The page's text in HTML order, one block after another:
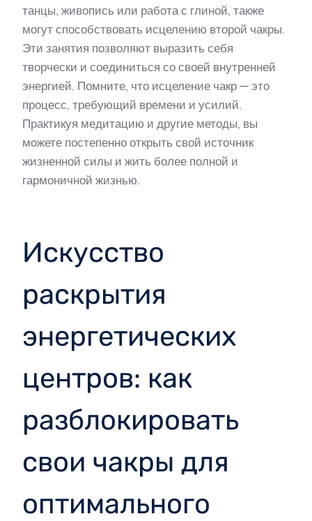
танцы, живопись или работа с глиной, также
могут способствовать исцелению второй чакры.
Эти занятия позволяют выразить себя
творчески и соединиться со своей внутренней
энергией. Помните, что исцеление чакр — это
процесс, требующий времени и усилий.
Практикуя медитацию и другие методы, вы
можете постепенно открыть свой источник
жизненной силы и жить более полной и
гармоничной жизнью.
Искусство
раскрытия
энергетических
центров: как
разблокировать
свои чакры для
оптимального